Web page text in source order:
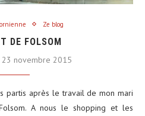
Ze blog
DE FOLSOM
23 novembre 2015
partis après le travail de mon mari
A nous le shopping et les